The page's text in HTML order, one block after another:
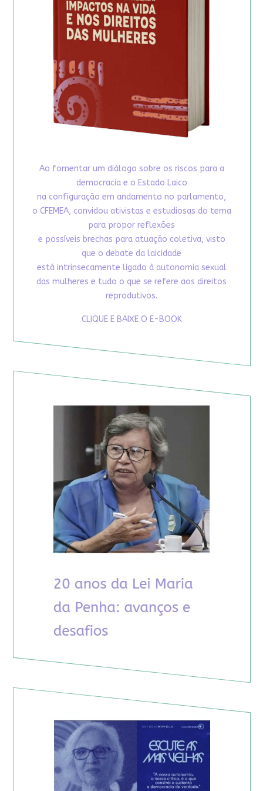
Ao fomentar um diálogo sobre os riscos para a
democracia e o Estado Laico
na configuração em andamento no parlamento,
o CFEMEA, convidou ativistas e estudiosas do tema
para propor reflexões
e possíveis brechas para atuação coletiva, visto
que o debate da laicidade
está intrinsecamente ligado à autonomia sexual
das mulheres e tudo o que se refere aos direitos
reprodutivos.
CLIQUE E BAIXE O E-BOOK